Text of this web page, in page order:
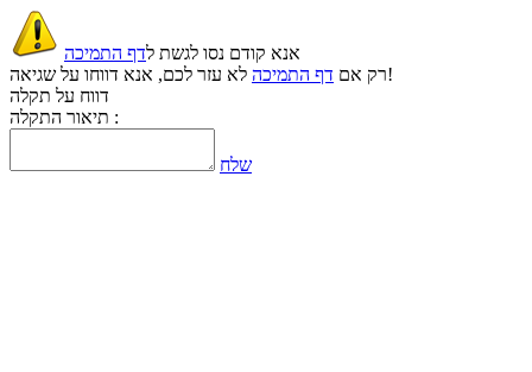
אנא קודם נסו לגשת לדף התמיכה
רק אם דף התמיכה
לא עזר לכם, אנא דווחו על שגיאה!
דווח על תקלה
תיאור התקלה :
שלח